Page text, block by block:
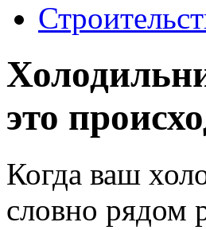
это
Когда ваш
словно рядом